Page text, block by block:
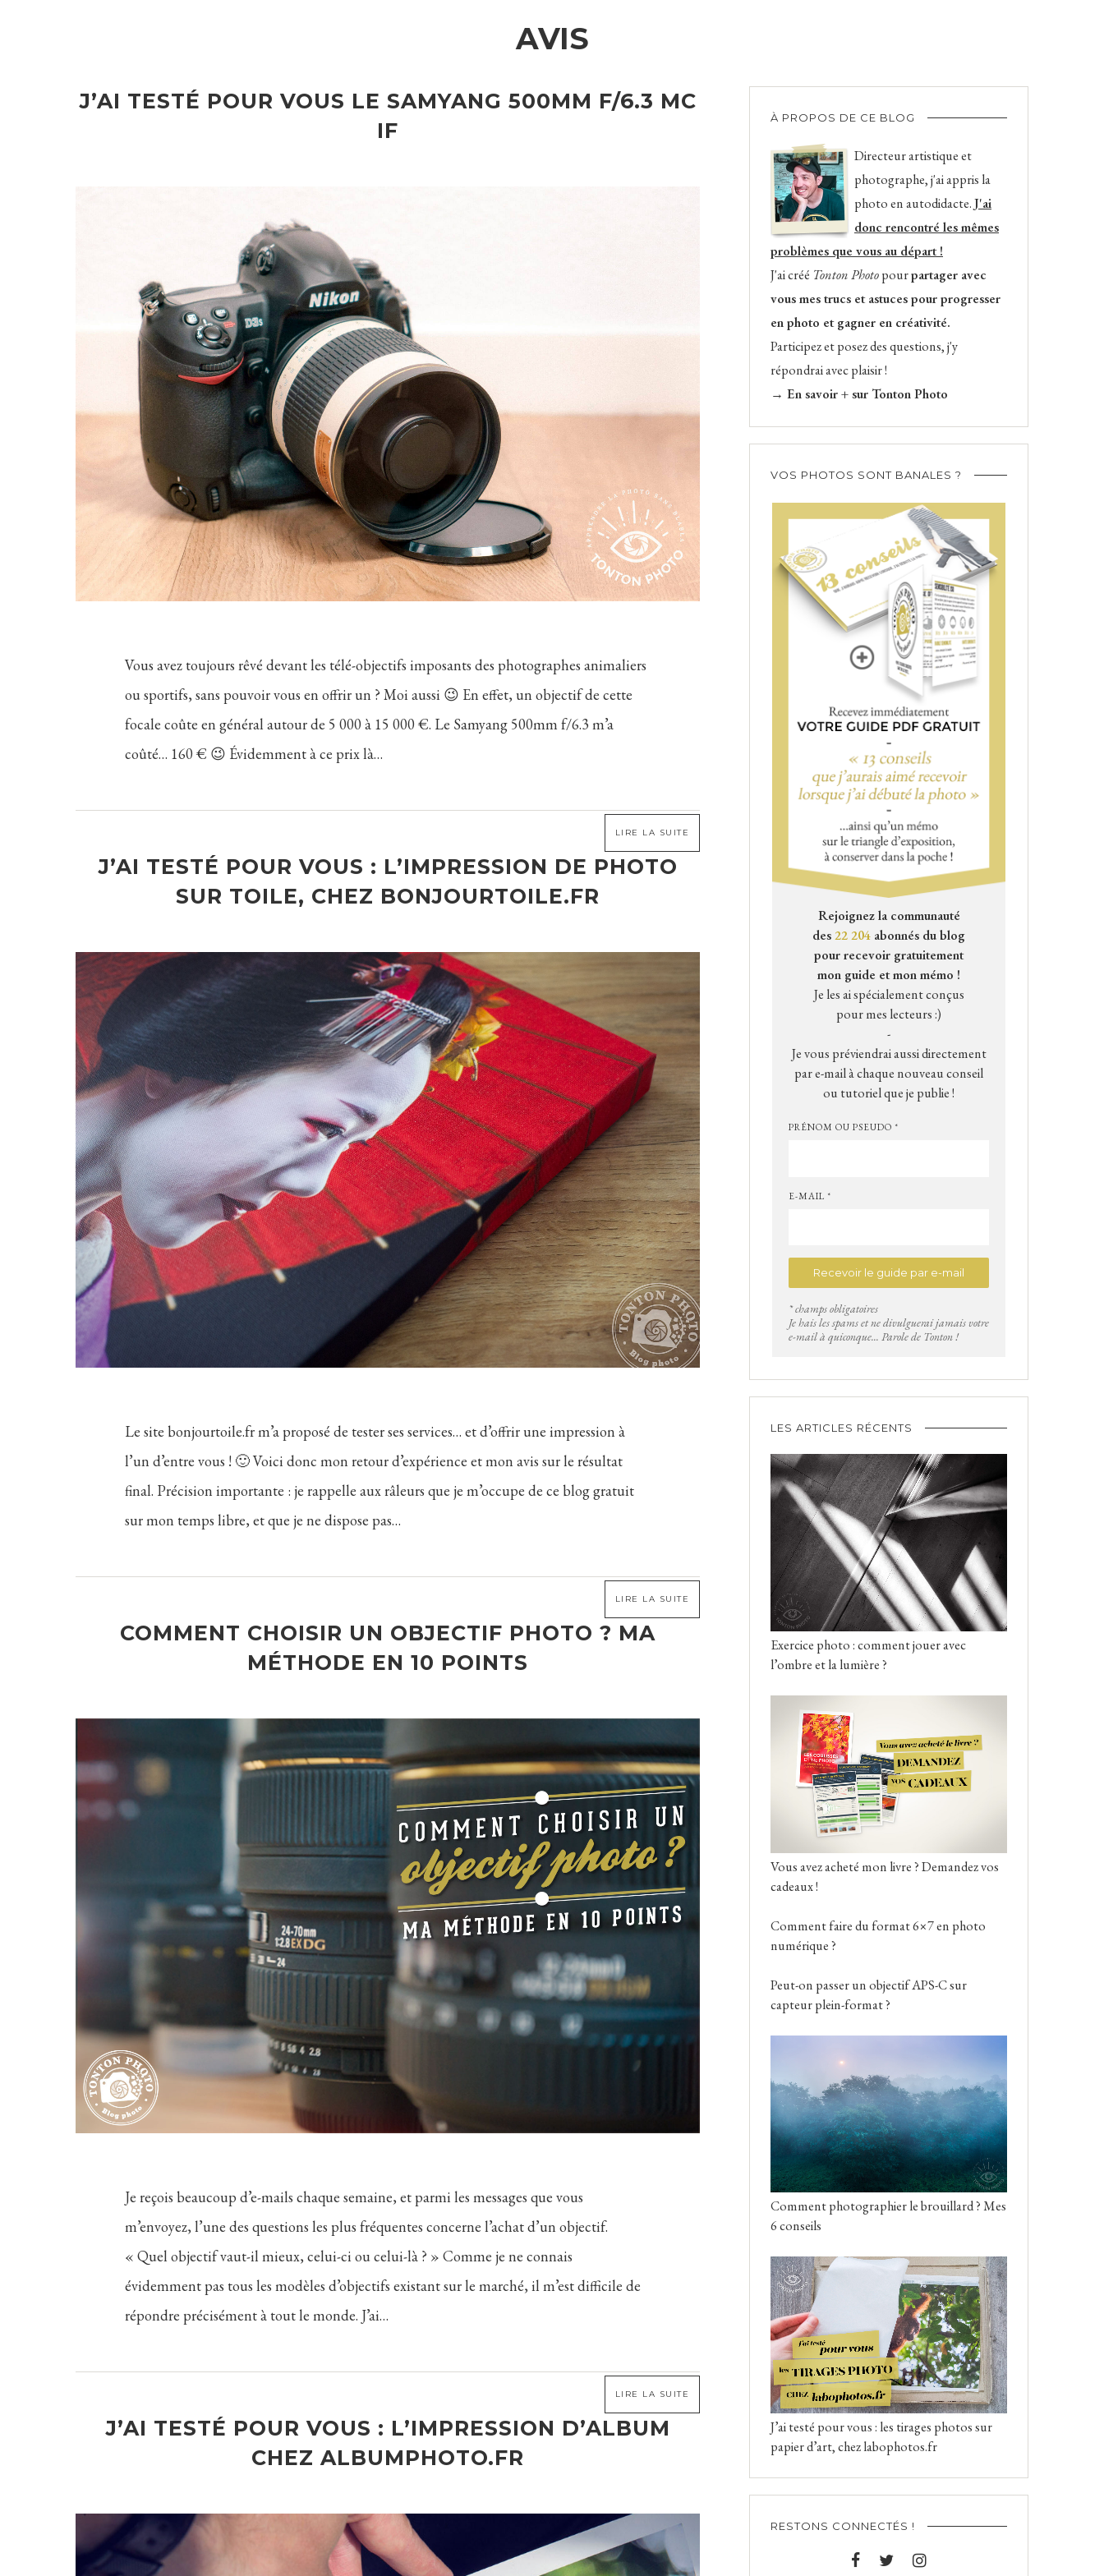
AVIS
J’AI TESTÉ POUR VOUS LE SAMYANG 500MM F/6.3 MC
IF
Vous avez toujours rêvé devant les télé-objectifs imposants des photographes animaliers
ou sportifs, sans pouvoir vous en offrir un ? Moi aussi 😉 En effet, un objectif de cette
focale coûte en général autour de 5 000 à 15 000 €. Le Samyang 500mm f/6.3 m’a
coûté… 160 € 😉 Évidemment à ce prix là…
LIRE LA SUITE
J’AI TESTÉ POUR VOUS : L’IMPRESSION DE PHOTO
SUR TOILE, CHEZ BONJOURTOILE.FR
Le site bonjourtoile.fr m’a proposé de tester ses services… et d’offrir une impression à
l’un d’entre vous ! 🙂 Voici donc mon retour d’expérience et mon avis sur le résultat
final. Précision importante : je rappelle aux râleurs que je m’occupe de ce blog gratuit
sur mon temps libre, et que je ne dispose pas…
LIRE LA SUITE
COMMENT CHOISIR UN OBJECTIF PHOTO ? MA
MÉTHODE EN 10 POINTS
Je reçois beaucoup d’e-mails chaque semaine, et parmi les messages que vous
m’envoyez, l’une des questions les plus fréquentes concerne l’achat d’un objectif.
« Quel objectif vaut-il mieux, celui-ci ou celui-là ? » Comme je ne connais
évidemment pas tous les modèles d’objectifs existant sur le marché, il m’est difficile de
répondre précisément à tout le monde. J’ai…
LIRE LA SUITE
J’AI TESTÉ POUR VOUS : L’IMPRESSION D’ALBUM
CHEZ ALBUMPHOTO.FR
À PROPOS DE CE BLOG
Directeur artistique et
photographe, j'ai appris la
photo en autodidacte.J'ai
donc rencontré les mêmes
problèmes que vous au départ !
J'ai créé Tonton Photopourpartager avec
vous mes trucs et astuces pour progresser
en photo et gagner en créativité.
Participez et posez des questions, j'y
répondrai avec plaisir !
→ En savoir + sur Tonton Photo
VOS PHOTOS SONT BANALES ?
Rejoignez la communauté
des22 204 abonnés du blog
pour recevoir gratuitement
mon guide et mon mémo !
Je les ai spécialement conçus
pour mes lecteurs :)
-
Je vous préviendrai aussi directement
par e-mail à chaque nouveau conseil
ou tutoriel que je publie !
PRÉNOM OU PSEUDO *
E-MAIL *
* champs obligatoires
Je hais les spams et ne divulguerai jamais votre
e-mail à quiconque... Parole de Tonton !
LES ARTICLES RÉCENTS
Exercice photo : comment jouer avec
l’ombre et la lumière ?
Vous avez acheté mon livre ? Demandez vos
cadeaux !
Comment faire du format 6×7 en photo
numérique ?
Peut-on passer un objectif APS-C sur
capteur plein-format ?
Comment photographier le brouillard ? Mes
6 conseils
J’ai testé pour vous : les tirages photos sur
papier d’art, chez labophotos.fr
RESTONS CONNECTÉS !